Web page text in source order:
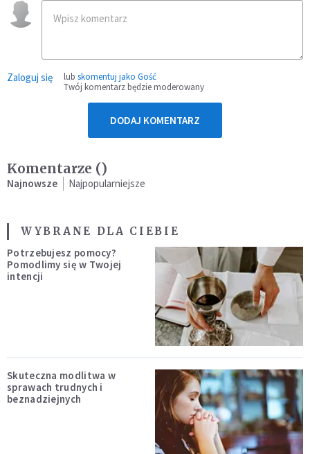
Zaloguj się lub skomentuj jako Gość
Twój komentarz będzie moderowany
DODAJ KOMENTARZ
Komentarze ()
Najnowsze Najpopularniejsze
WYBRANE DLA CIEBIE
Potrzebujesz pomocy?
Pomodlimy się w Twojej
intencji
Skuteczna modlitwa w
sprawach trudnych i
beznadziejnych